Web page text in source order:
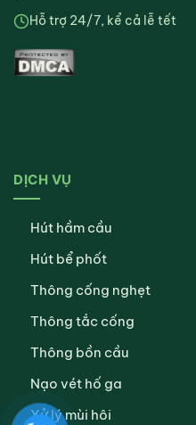
Hỗ trợ 24/7, kể cả lễ tết
DỊCH VỤ
Hút hầm cầu
Hút bể phốt
Thông cống nghẹt
Thông tắc cống
Thông bồn cầu
Nạo vét hố ga
Xử lý mùi hôi